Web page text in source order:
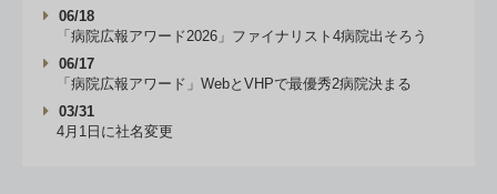
06/18
「病院広報アワード2026」ファイナリスト4病院出そろう
06/17
「病院広報アワード」WebとVHPで最優秀2病院決まる
03/31
4月1日に社名変更